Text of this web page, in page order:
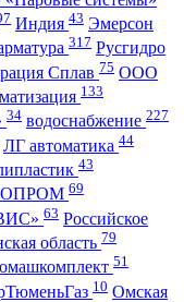
Индия 43 Эмерсон
317 Русгидро
Сплав 75 ООО
133
34 водоснабжение 227
ЛГ автоматика 44
43
69
63 Российское
область 79
51
10 Омская